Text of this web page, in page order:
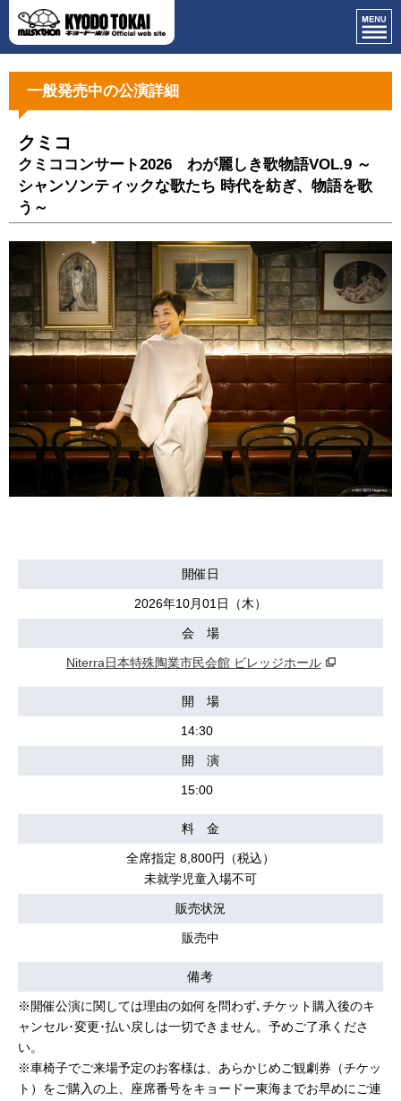
一般発売中の公演詳細
クミコ
クミココンサート2026 わが麗しき歌物語VOL.9 ～
シャンソンティックな歌たち 時代を紡ぎ、物語を歌
う～
開催日
2026年10月01日（木）
会 場
Niterra日本特殊陶業市民会館 ビレッジホール
開 場
14:30
開 演
15:00
料 金
全席指定 8,800円（税込）
未就学児童入場不可
販売状況
販売中
備考
※開催公演に関しては理由の如何を問わず､チケット購入後のキ
ャンセル･変更･払い戻しは一切できません。予めご了承くださ
い。
※車椅子でご来場予定のお客様は、あらかじめご観劇券（チケッ
ト）をご購入の上、座席番号をキョードー東海までお早めにご連